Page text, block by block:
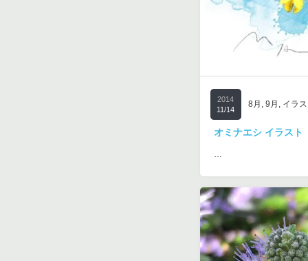
2014
11/14
8月 , 9月 , イラ
オミナエシ イラスト
…